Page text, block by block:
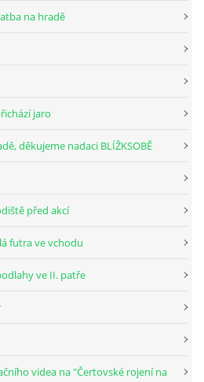
na hradě
jaro
děkujeme nadaci BLÍŽKSOBĚ
před akcí
futra ve vchodu
ve II. patře
videa na "Čertovské rojení na